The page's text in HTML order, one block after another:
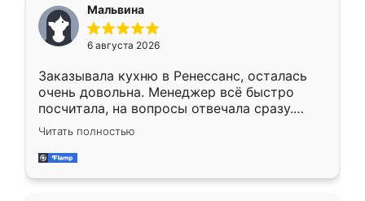
меньше, здесь же он более разнообразный.
Мне нравится ,если что-то потребуется из
мебели буду заказывать только здесь.
Мальвина
6 августа 2026
Заказывала кухню в Ренессанс, осталась
очень довольна. Менеджер всё быстро
посчитала, на вопросы отвечала сразу.
Замерщик приехал в субботу, подошёл к
делу со всей ответственностью. Собрали
за день, ребята работали аккуратно, даже
Читать полностью